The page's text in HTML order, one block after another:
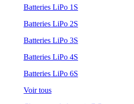
Batteries LiPo 1S
Batteries LiPo 2S
Batteries LiPo 3S
Batteries LiPo 4S
Batteries LiPo 6S
Voir tous